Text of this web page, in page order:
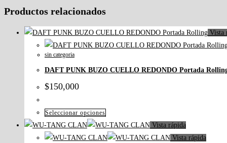
Productos relacionados
Vista
sin categoria
DAFT PUNK BUZO CUELLO REDONDO Portada
$150,000
Seleccionar opciones
Vista rápida
Vista rápida